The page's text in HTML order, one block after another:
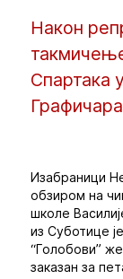
Након
Спартака
Изабраници
обзиром на
школе
из Суботице
“Голобови”
заказан за